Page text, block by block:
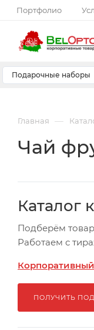
Портфолио
Подарочные наборы
Главная —
Чай
Каталог
Подберём
Работаем с
ПОЛУЧИТЬ